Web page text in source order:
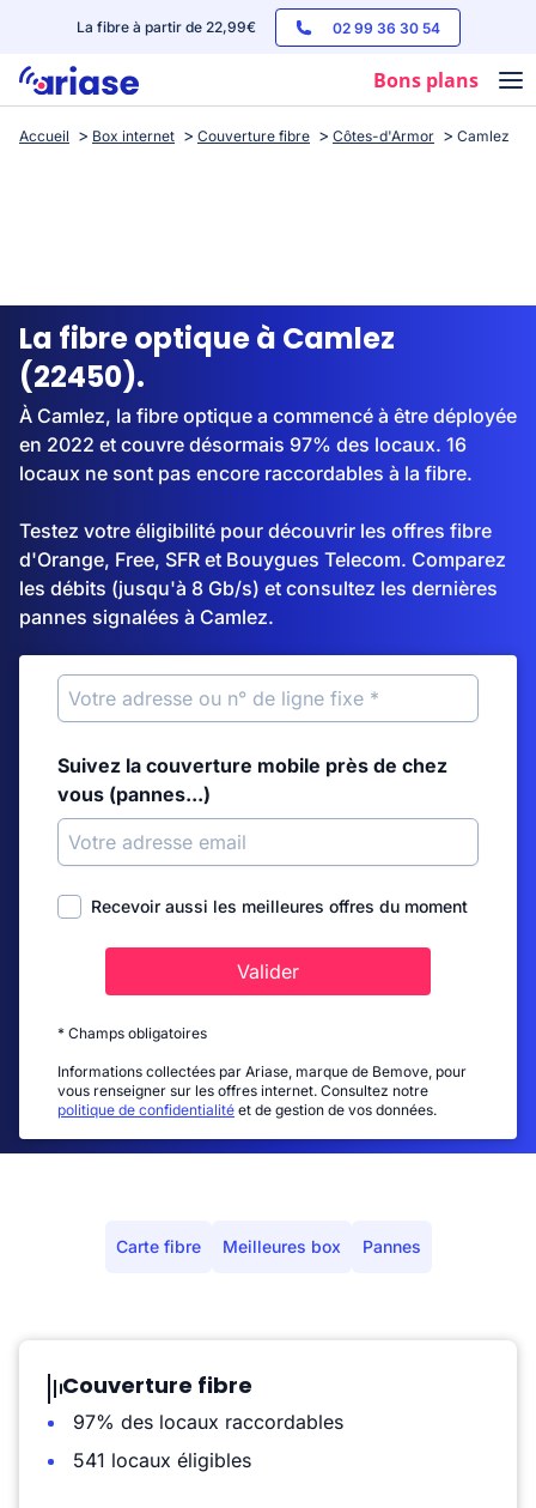
La fibre à partir de 22,99€ 02 99 36 30 54
Bons plans
Box internet
Streaming
Accueil Box internet Couverture fibre Côtes-d'Armor Camlez
La fibre optique à Camlez
(22450).
À Camlez, la fibre optique a commencé à être déployée
en 2022 et couvre désormais 97% des locaux. 16
locaux ne sont pas encore raccordables à la fibre.
Testez votre éligibilité pour découvrir les offres fibre
d'Orange, Free, SFR et Bouygues Telecom. Comparez
les débits (jusqu'à 8 Gb/s) et consultez les dernières
pannes signalées à Camlez.
Suivez la couverture mobile près de chez
vous (pannes...)
Recevoir aussi les meilleures offres du moment
Valider
* Champs obligatoires
Informations collectées par Ariase, marque de Bemove, pour
vous renseigner sur les offres internet. Consultez notre
politique de confidentialité et de gestion de vos données.
Carte fibre Meilleures box Pannes
Couverture fibre
97% des locaux raccordables
541 locaux éligibles